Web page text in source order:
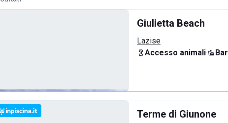
Giulietta Beach
Lazise
Accesso animali· Bar
Terme di Giunone